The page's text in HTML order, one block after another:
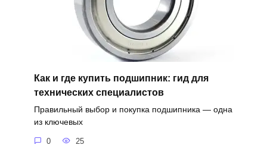
Как и где купить подшипник: гид для
технических специалистов
Правильный выбор и покупка подшипника — одна
из ключевых
0 25